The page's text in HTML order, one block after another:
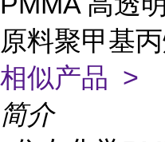
原料聚甲基
相似产品 >
简介